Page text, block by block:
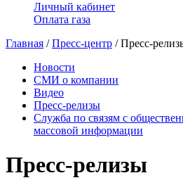
Личный кабинет
Оплата газа
Главная /Пресс-центр / Пресс-
Новости
СМИ о компании
Видео
Пресс-релизы
Служба по связям с
массовой информации
Пресс-релизы